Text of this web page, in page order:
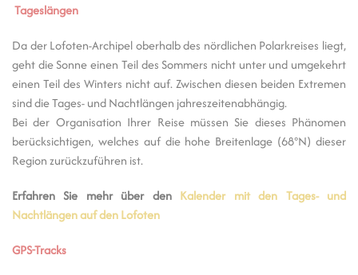
Tageslängen
Da der Lofoten-Archipel oberhalb des nördlichen Polarkreises liegt,
geht die Sonne einen Teil des Sommers nicht unter und umgekehrt
einen Teil des Winters nicht auf. Zwischen diesen beiden Extremen
sind die Tages- und Nachtlängen jahreszeitenabhängig.
Bei der Organisation Ihrer Reise müssen Sie dieses Phänomen
berücksichtigen, welches auf die hohe Breitenlage (68°N) dieser
Region zurückzuführen ist.
Erfahren Sie mehr über den Kalender mit den Tages- und
Nachtlängen auf den Lofoten
GPS-Tracks